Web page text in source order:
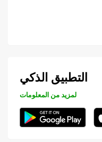
التطبيق الذكي
لمزيد من المعلومات